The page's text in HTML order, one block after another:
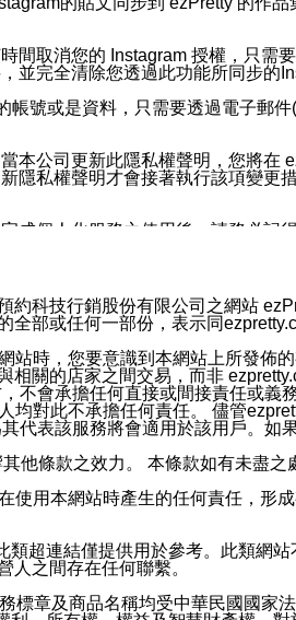
間取消您的 Instagram 授權，只
完全清除您透過此功能所同步的
號或是資料，只需要透過電子郵件
本公司更新此隱私權聲明，您將
隱私權聲明才會接著執行該項變
成個人化服務之使用後，請務必
站各項服務之資料或電子郵件供
好友，您仍可接收到通知型訊息。
他目的的訊息皆不會被傳送。滿足
方帳號的通知型訊息。
科技行銷股份有限公司之網站
部或任何一部份，表示同
時，您要意識到本網站上所發佈
關的店家之間交易，而非
不會承擔任何直接或間接責任或
對此不承擔任何責任。 儘管
表該服務將會適用於該用戶。如
條款之效力。 本條款如有未盡之
用本網站時產生的任何責任，
超連結僅提供用於參考。此類網
人之間存在任何聯繫。
章及商品名稱均受中華民國國家